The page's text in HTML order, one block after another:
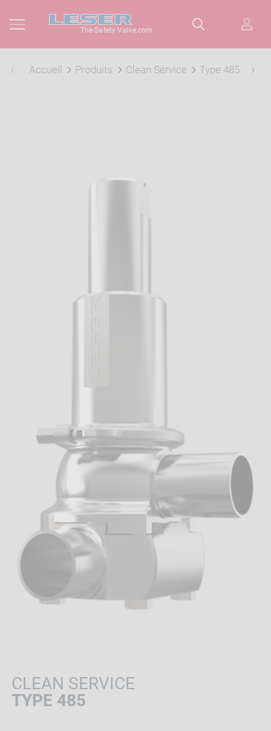
The-Safety-Valve.com
Accueil Produits Clean Service Type 485
CLEAN SERVICE
TYPE 485